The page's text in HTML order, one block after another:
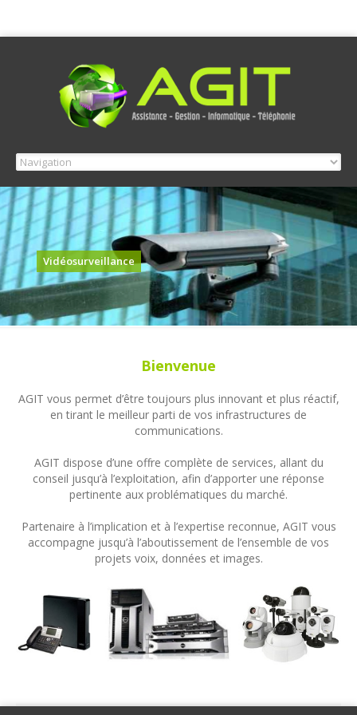
Vidéosurveillance
Bienvenue
AGIT vous permet d’être toujours plus innovant et plus réactif,
en tirant le meilleur parti de vos infrastructures de
communications.
AGIT dispose d’une offre complète de services, allant du
conseil jusqu’à l’exploitation, afin d’apporter une réponse
pertinente aux problématiques du marché.
Partenaire à l’implication et à l’expertise reconnue, AGIT vous
accompagne jusqu’à l’aboutissement de l’ensemble de vos
projets voix, données et images.